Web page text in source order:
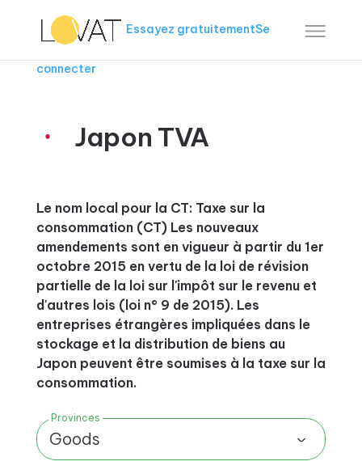
Essayez gratuitementSe
connecter
Japon TVA
Le nom local pour la CT: Taxe sur la
consommation (CT) Les nouveaux
amendements sont en vigueur à partir du 1er
octobre 2015 en vertu de la loi de révision
partielle de la loi sur l'impôt sur le revenu et
d'autres lois (loi n° 9 de 2015). Les
entreprises étrangères impliquées dans le
stockage et la distribution de biens au
Japon peuvent être soumises à la taxe sur la
consommation.
Provinces
Goods